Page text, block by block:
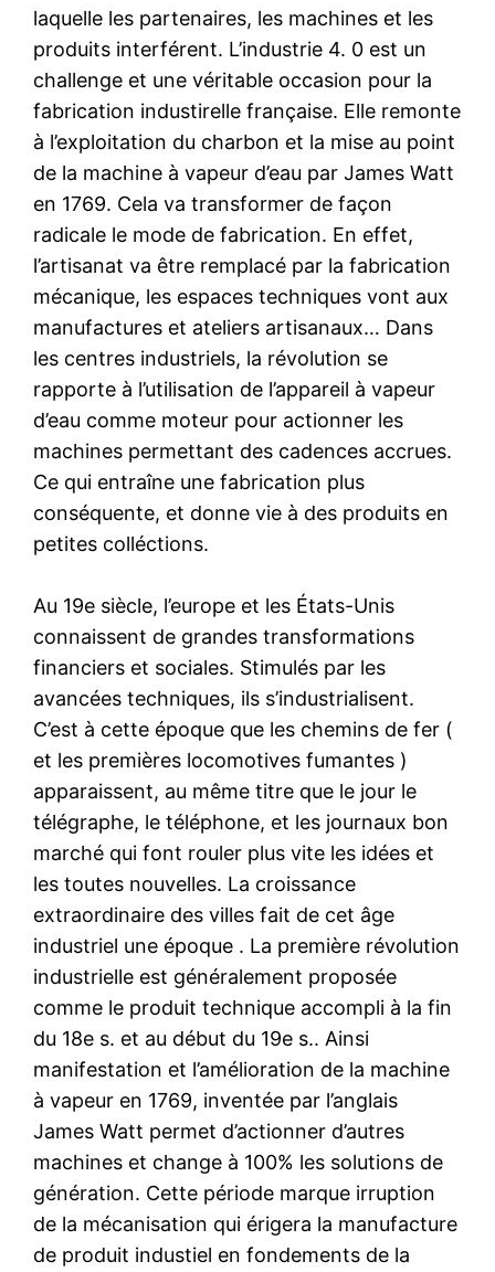
laquelle les partenaires, les machines et les
produits interférent. L’industrie 4. 0 est un
challenge et une véritable occasion pour la
fabrication industirelle française. Elle remonte
à l’exploitation du charbon et la mise au point
de la machine à vapeur d’eau par James Watt
en 1769. Cela va transformer de façon
radicale le mode de fabrication. En effet,
l’artisanat va être remplacé par la fabrication
mécanique, les espaces techniques vont aux
manufactures et ateliers artisanaux… Dans
les centres industriels, la révolution se
rapporte à l’utilisation de l’appareil à vapeur
d’eau comme moteur pour actionner les
machines permettant des cadences accrues.
Ce qui entraîne une fabrication plus
conséquente, et donne vie à des produits en
petites colléctions.
Au 19e siècle, l’europe et les États-Unis
connaissent de grandes transformations
financiers et sociales. Stimulés par les
avancées techniques, ils s’industrialisent.
C’est à cette époque que les chemins de fer (
et les premières locomotives fumantes )
apparaissent, au même titre que le jour le
télégraphe, le téléphone, et les journaux bon
marché qui font rouler plus vite les idées et
les toutes nouvelles. La croissance
extraordinaire des villes fait de cet âge
industriel une époque . La première révolution
industrielle est généralement proposée
comme le produit technique accompli à la fin
du 18e s. et au début du 19e s.. Ainsi
manifestation et l’amélioration de la machine
à vapeur en 1769, inventée par l’anglais
James Watt permet d’actionner d’autres
machines et change à 100% les solutions de
génération. Cette période marque irruption
de la mécanisation qui érigera la manufacture
de produit industiel en fondements de la